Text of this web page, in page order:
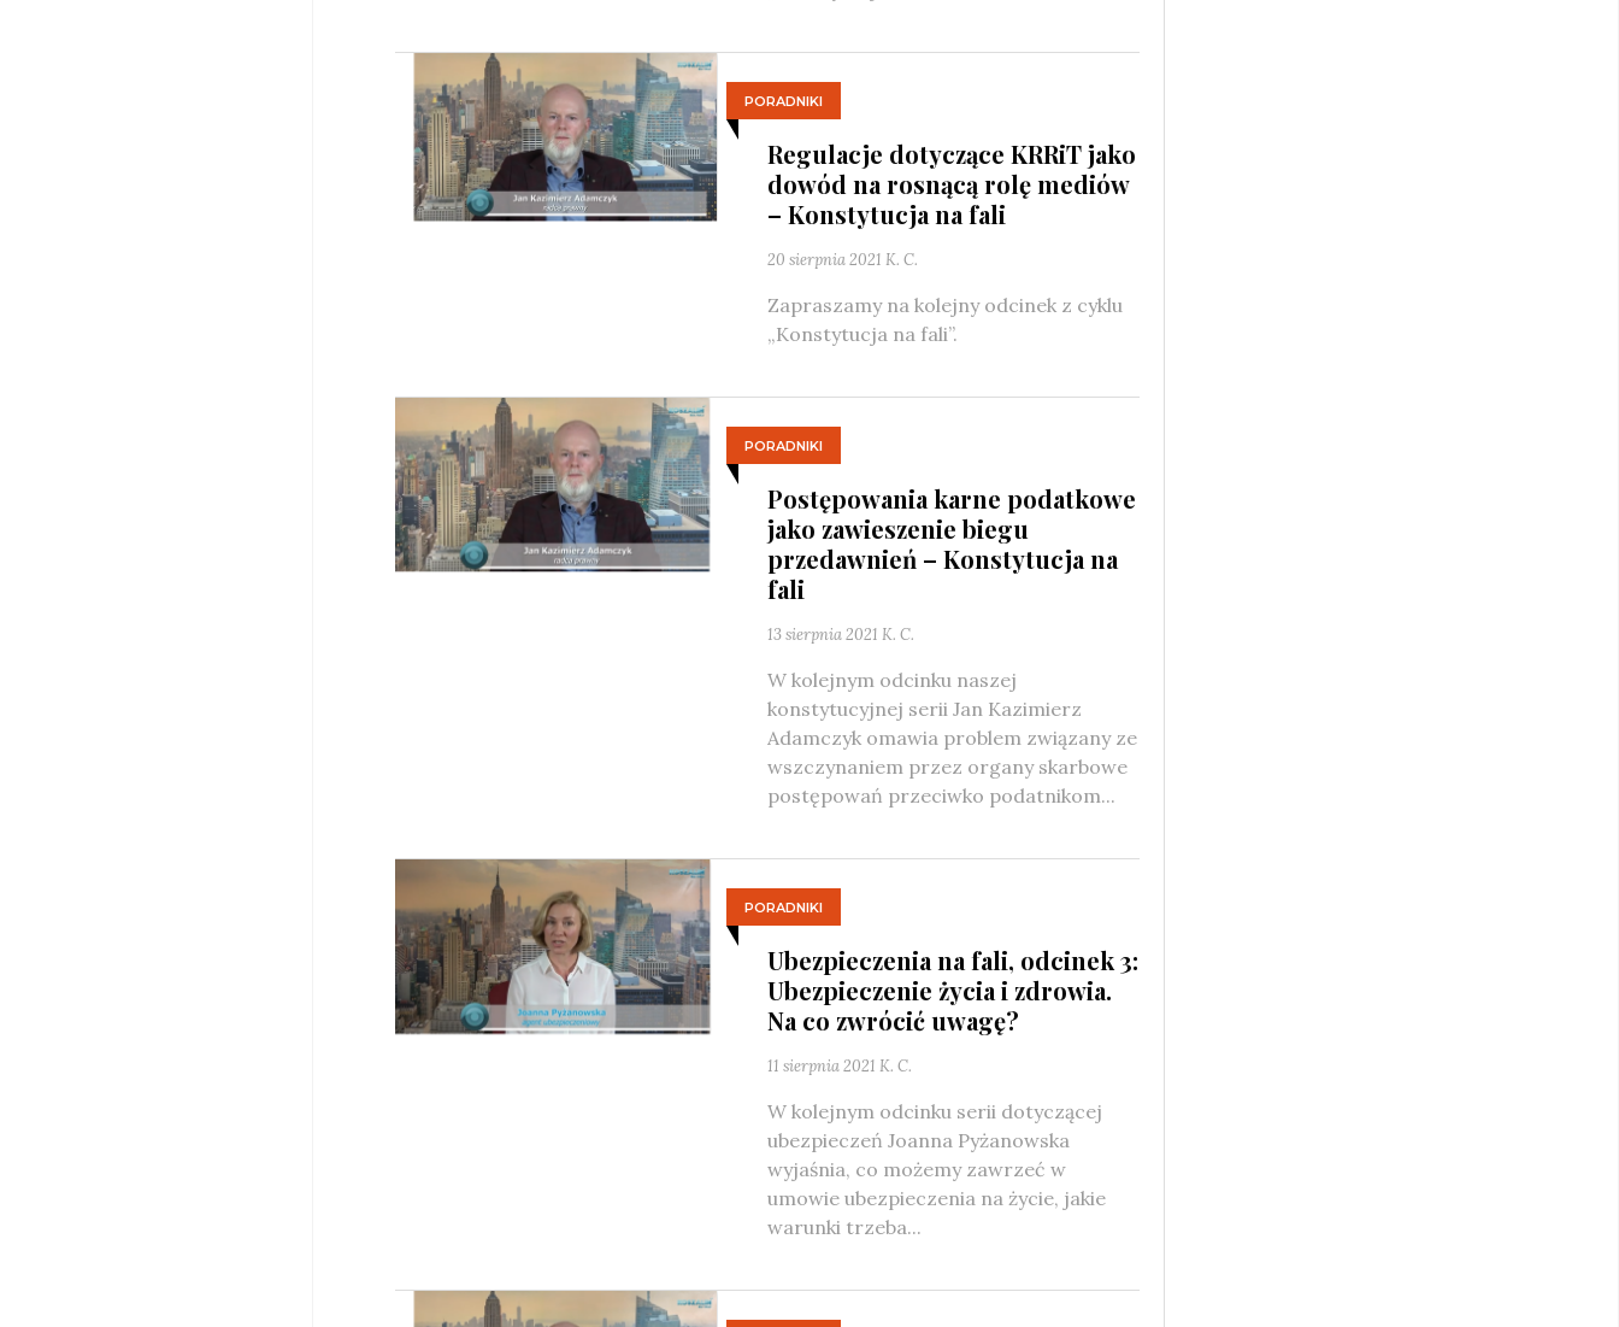
PORADNIKI
Regulacje dotyczące KRRiT jako
dowód na rosnącą rolę mediów
– Konstytucja na fali
20 sierpnia 2021 K. C.
Zapraszamy na kolejny odcinek z cyklu
„Konstytucja na fali”.
PORADNIKI
Postępowania karne podatkowe
jako zawieszenie biegu
przedawnień – Konstytucja na
fali
13 sierpnia 2021 K. C.
W kolejnym odcinku naszej
konstytucyjnej serii Jan Kazimierz
Adamczyk omawia problem związany ze
wszczynaniem przez organy skarbowe
postępowań przeciwko podatnikom...
PORADNIKI
Ubezpieczenia na fali, odcinek 3:
Ubezpieczenie życia i zdrowia.
Na co zwrócić uwagę?
11 sierpnia 2021 K. C.
W kolejnym odcinku serii dotyczącej
ubezpieczeń Joanna Pyżanowska
wyjaśnia, co możemy zawrzeć w
umowie ubezpieczenia na życie, jakie
warunki trzeba...